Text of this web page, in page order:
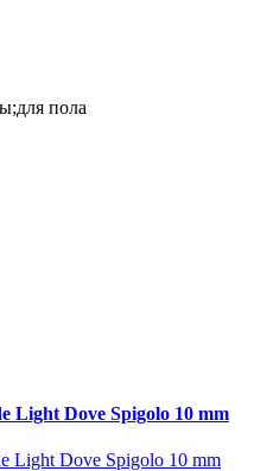
пола
Light Dove Spigolo 10 mm